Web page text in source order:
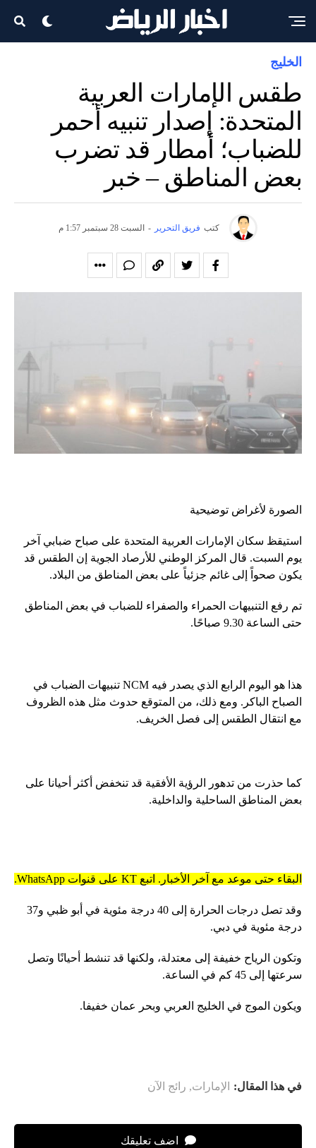
الخليج
طقس الإمارات العربية
المتحدة: إصدار تنبيه أحمر
للضباب؛ أمطار قد تضرب
بعض المناطق – خبر
كتب فريق التحرير - السبت 28 سبتمبر 1:57 م
الصورة لأغراض توضيحية
استيقظ سكان الإمارات العربية المتحدة على صباح ضبابي آخر
يوم السبت. قال المركز الوطني للأرصاد الجوية إن الطقس قد
يكون صحواً إلى غائم جزئياً على بعض المناطق من البلاد.
تم رفع التنبيهات الحمراء والصفراء للضباب في بعض المناطق
حتى الساعة 9.30 صباحًا.
هذا هو اليوم الرابع الذي يصدر فيه NCM تنبيهات الضباب في
الصباح الباكر. ومع ذلك، من المتوقع حدوث مثل هذه الظروف
مع انتقال الطقس إلى فصل الخريف.
كما حذرت من تدهور الرؤية الأفقية قد تنخفض أكثر أحيانا على
بعض المناطق الساحلية والداخلية.
البقاء حتى موعد مع آخر الأخبار. اتبع KT على قنوات WhatsApp.
وقد تصل درجات الحرارة إلى 40 درجة مئوية في أبو ظبي و37
درجة مئوية في دبي.
وتكون الرياح خفيفة إلى معتدلة، ولكنها قد تنشط أحيانًا وتصل
سرعتها إلى 45 كم في الساعة.
ويكون الموج في الخليج العربي وبحر عمان خفيفا.
في هذا المقال: الإمارات, رائج الآن
اضف تعليقك